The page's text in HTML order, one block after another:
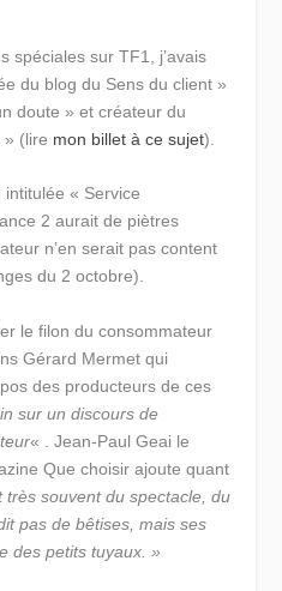
spéciales sur TF1, j’avais
du blog du Sens du client »
doute » et créateur du
» (lire mon billet à ce sujet).
intitulée « Service
2 aurait de piètres
n’en serait pas content
du 2 octobre).
le filon du consommateur
Gérard Mermet qui
des producteurs de ces
sur un discours de
« . Jean-Paul Geai le
Que choisir ajoute quant
très souvent du spectacle, du
pas de bêtises, mais ses
des petits tuyaux. »